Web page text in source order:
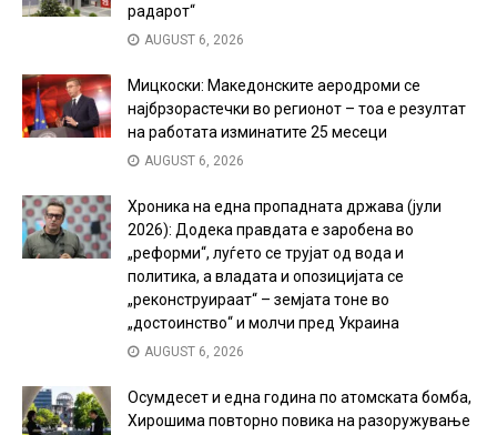
радарот“
AUGUST 6, 2026
Мицкоски: Македонските аеродроми се
најбрзорастечки во регионот – тоа е резултат
на работата изминатите 25 месеци
AUGUST 6, 2026
Хроника на една пропадната држава (јули
2026): Додека правдата е заробена во
„реформи“, луѓето се трујат од вода и
политика, а владата и опозицијата се
„реконструираат“ – земјата тоне во
„достоинство“ и молчи пред Украина
AUGUST 6, 2026
Осумдесет и една година по атомската бомба,
Хирошима повторно повика на разоружување